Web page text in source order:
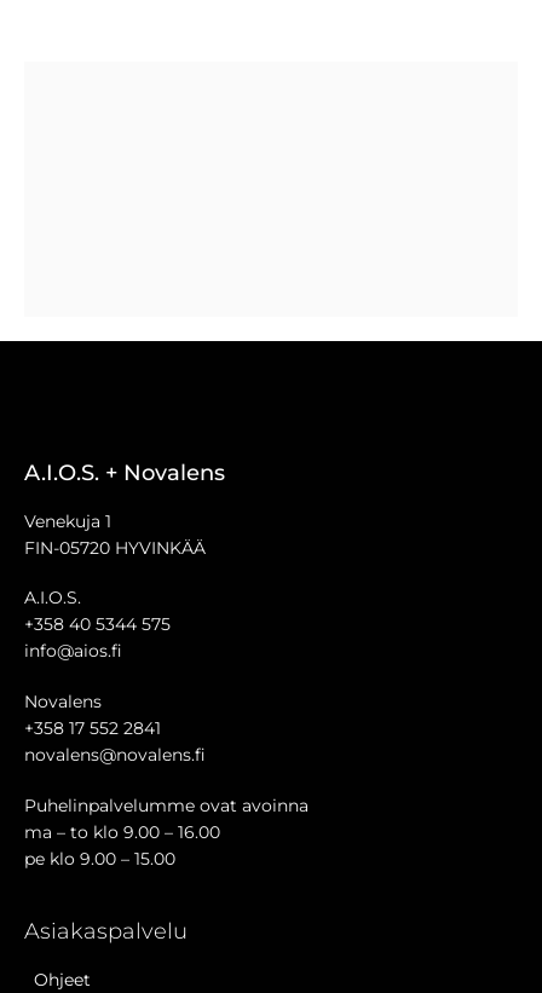
A.I.O.S. + Novalens
Venekuja 1
FIN-05720 HYVINKÄÄ
A.I.O.S.
+358 40 5344 575
info@aios.fi
Novalens
+358 17 552 2841
novalens@novalens.fi
Puhelinpalvelumme ovat avoinna
ma – to klo 9.00 – 16.00
pe klo 9.00 – 15.00
Asiakaspalvelu
Ohjeet